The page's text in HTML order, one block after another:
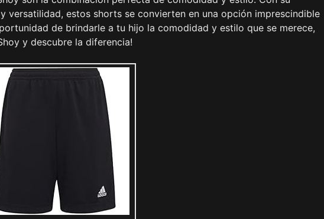
versatilidad, estos shorts se convierten en una opción imprescindible
de brindarle a tu hijo la comodidad y estilo que se merece,
y descubre la diferencia!